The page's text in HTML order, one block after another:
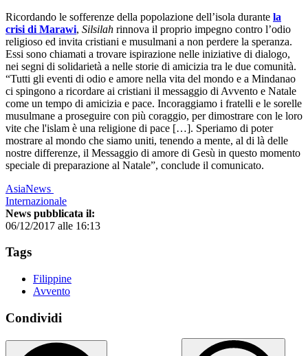
Ricordando le sofferenze della popolazione dell’isola durante la
crisi di Marawi, Silsilah rinnova il proprio impegno contro l’odio
religioso ed invita cristiani e musulmani a non perdere la speranza.
Essi sono chiamati a trovare ispirazione nelle iniziative di dialogo,
nei segni di solidarietà a nelle storie di amicizia tra le due comunità.
“Tutti gli eventi di odio e amore nella vita del mondo e a Mindanao
ci spingono a ricordare ai cristiani il messaggio di Avvento e Natale
come un tempo di amicizia e pace. Incoraggiamo i fratelli e le sorelle
musulmane a proseguire con più coraggio, per dimostrare con le loro
vite che l'islam è una religione di pace […]. Speriamo di poter
mostrare al mondo che siamo uniti, tenendo a mente, al di là delle
nostre differenze, il Messaggio di amore di Gesù in questo momento
speciale di preparazione al Natale”, conclude il comunicato.
AsiaNews
Internazionale
News pubblicata il:
06/12/2017 alle 16:13
Tags
Filippine
Avvento
Condividi